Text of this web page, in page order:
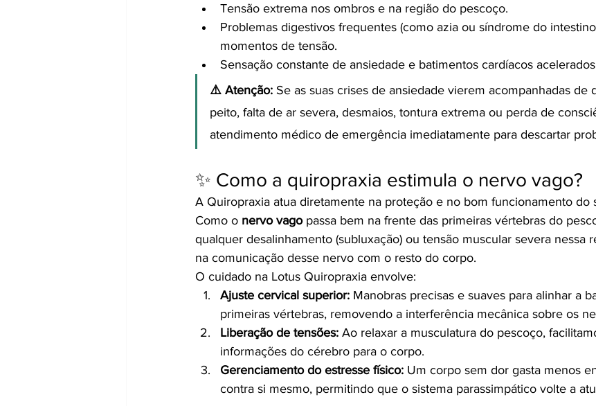
Tensão extrema nos ombros e na região do pescoço.
Problemas digestivos frequentes (como azia ou síndrome do
momentos de tensão.
Sensação constante de ansiedade e batimentos cardíacos
⚠️ Atenção: Se as suas crises de ansiedade vierem acompanhadas de
peito, falta de ar severa, desmaios, tontura extrema ou perda de
atendimento médico de emergência imediatamente para descartar
✨ Como a quiropraxia estimula o nervo vago?
A Quiropraxia atua diretamente na proteção e no bom funcionamento do
Como o nervo vago passa bem na frente das primeiras vértebras do
qualquer desalinhamento (subluxação) ou tensão muscular severa nessa
na comunicação desse nervo com o resto do corpo.
O cuidado na Lotus Quiropraxia envolve:
Ajuste cervical superior: Manobras precisas e suaves para alinhar a
primeiras vértebras, removendo a interferência mecânica sobre os
Liberação de tensões: Ao relaxar a musculatura do pescoço,
informações do cérebro para o corpo.
Gerenciamento do estresse físico: Um corpo sem dor gasta menos
contra si mesmo, permitindo que o sistema parassimpático volte a